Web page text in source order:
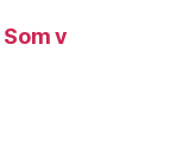
Som v